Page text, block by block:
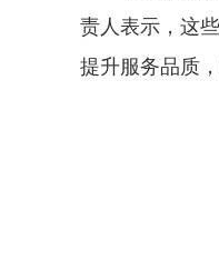
责人表示，这
提升服务品质